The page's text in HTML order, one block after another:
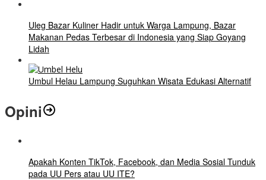
Uleg Bazar Kuliner Hadir untuk Warga Lampung, Bazar
Makanan Pedas Terbesar di Indonesia yang Siap Goyang
Lidah
Umbul Helau Lampung Suguhkan Wisata Edukasi Alternatif
Opini
Apakah Konten TikTok, Facebook, dan Media Sosial Tunduk
pada UU Pers atau UU ITE?